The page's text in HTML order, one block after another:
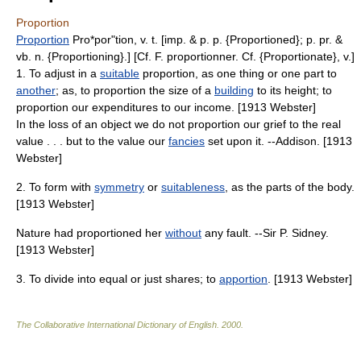
Proportion
Proportion Pro*por"tion, v. t. [imp. & p. p. {Proportioned}; p. pr. &
vb. n. {Proportioning}.] [Cf. F. proportionner. Cf. {Proportionate}, v.]
1. To adjust in a suitable proportion, as one thing or one part to
another; as, to proportion the size of a building to its height; to
proportion our expenditures to our income. [1913 Webster]
In the loss of an object we do not proportion our grief to the real
value . . . but to the value our fancies set upon it. --Addison. [1913
Webster]
2. To form with symmetry or suitableness , as the parts of the body.
[1913 Webster]
Nature had proportioned her without any fault. --Sir P. Sidney.
[1913 Webster]
3. To divide into equal or just shares; to apportion . [1913 Webster]
The Collaborative International Dictionary of English 2000